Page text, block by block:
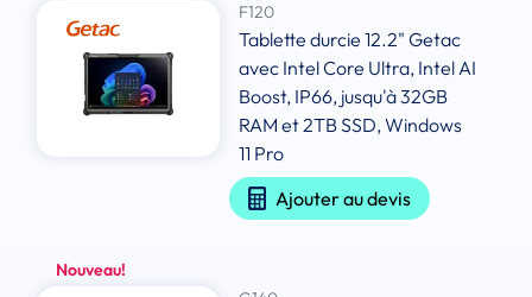
F120
Tablette durcie 12.2" Getac
avec Intel Core Ultra, Intel AI
Boost, IP66, jusqu'à 32GB
RAM et 2TB SSD, Windows
11 Pro
Ajouter au devis
Nouveau!